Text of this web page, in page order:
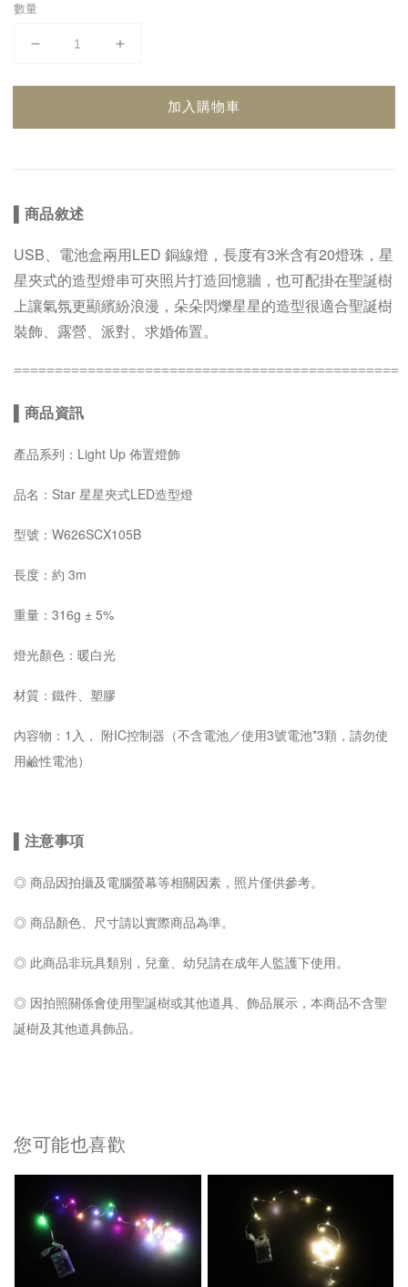
數量
加入購物車
商品敘述
USB、電池盒兩用LED 銅線燈，長度有3米含有20燈珠，星
星夾式的造型燈串可夾照片打造回憶牆，也可配掛在聖誕樹
上讓氣氛更顯繽紛浪漫，朵朵閃爍星星的造型很適合聖誕樹
裝飾、露營、派對、求婚佈置。
===============================================
商品資訊
產品系列：Light Up 佈置燈飾
品名：Star 星星夾式LED造型燈
型號：W626SCX105B
長度：約 3m
重量：316g ± 5%
燈光顏色：暖白光
材質：鐵件、塑膠
內容物：1入， 附IC控制器 （不含電池／使用3號電池*3顆，請勿使
用鹼性電池）
注意事項
◎ 商品因拍攝及電腦螢幕等相關因素，照片僅供參考。
◎ 商品顏色、尺寸請以實際商品為準。
◎ 此商品非玩具類別，兒童、幼兒請在成年人監護下使用。
◎ 因拍照關係會使用聖誕樹或其他道具、飾品展示，本商品不含聖
誕樹及其他道具飾品。
您可能也喜歡